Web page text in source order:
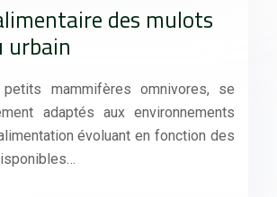
des mulots
urbain
mammifères omnivores, se
adaptés aux environnements
évoluant en fonction des